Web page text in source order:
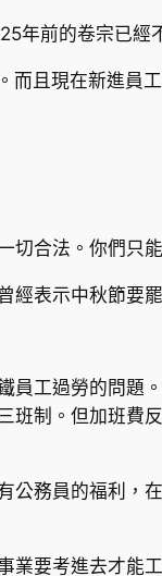
年前的卷宗已經
且現在新進員
切合法。你們只
經表示中秋節要
員工過勞的問題
班制。但加班費
公務員的福利，
業要考進去才能